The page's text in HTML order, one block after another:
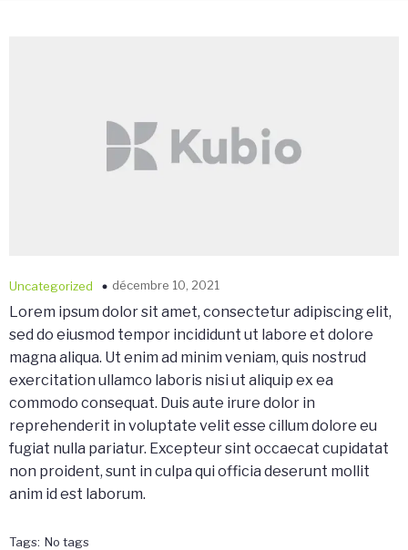
Uncategorized décembre 10, 2021
Lorem ipsum dolor sit amet, consectetur adipiscing elit,
sed do eiusmod tempor incididunt ut labore et dolore
magna aliqua. Ut enim ad minim veniam, quis nostrud
exercitation ullamco laboris nisi ut aliquip ex ea
commodo consequat. Duis aute irure dolor in
reprehenderit in voluptate velit esse cillum dolore eu
fugiat nulla pariatur. Excepteur sint occaecat cupidatat
non proident, sunt in culpa qui officia deserunt mollit
anim id est laborum.
Tags: No tags